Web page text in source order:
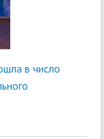
в число